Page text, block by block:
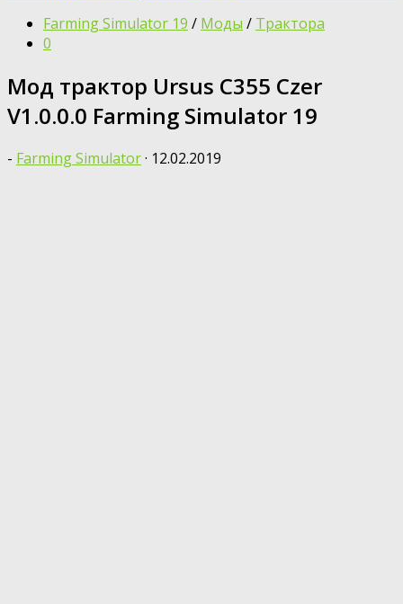
Farming Simulator 19 / Моды / Трактора
0
Мод трактор Ursus C355 Czer
V1.0.0.0 Farming Simulator 19
- Farming Simulator· 12.02.2019